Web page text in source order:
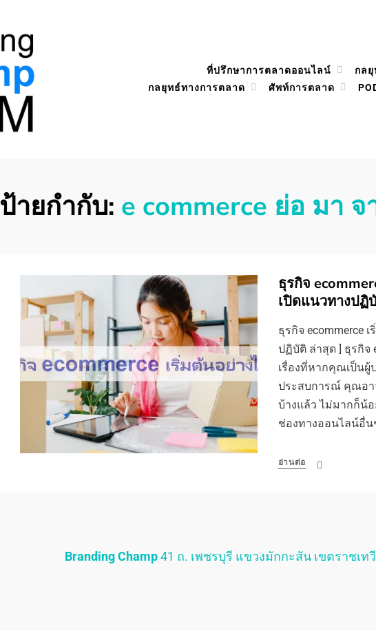
ที่ปรึกษาการตลาดออนไลน์ กล
กลยุทธ์ทางการตลาด
ศัพท์การตลาด
ป้ายกำกับ: e commerce ย่อ มา จ
ธุรกิจ
เปิดแนวทางปฏิ
ธุรกิจ ecommerce
ปฏิบัติ ล่าสุด ] ธุรกิจ
เรื่องที่หากคุณเป็น
ประสบการณ์ คุณอา
บ้างแล้ว ไม่มากก็น้
ช่องทางออนไลน์อื่น
อ่านต่อ
Branding Champ41 ถ. เพชรบุรี แขวงมักกะสัน เขตราชเท